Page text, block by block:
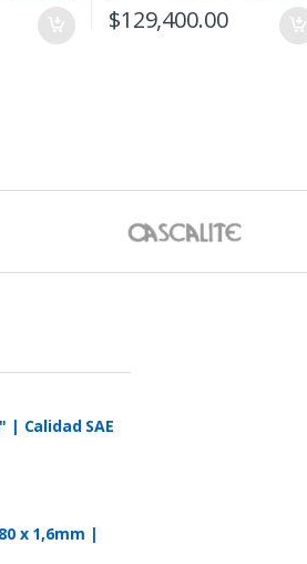
$129,400.00
| Calidad SAE
x 1,6mm |